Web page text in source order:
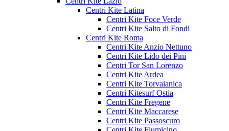
Centri Kite Latina
Centri Kite Foce Verde
Centri Kite Salto di Fondi
Centri Kite Roma
Centri Kite Anzio Nettuno
Centri Kite Lido dei Pini
Centri Tor San Lorenzo
Centri Kite Ardea
Centri Kite Torvaianica
Centri Kitesurf Ostia
Centri Kite Fregene
Centri Kite Maccarese
Centri Kite Passoscuro